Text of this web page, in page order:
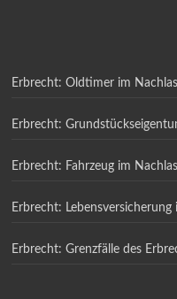
Erbrecht: Oldtimer im
Erbrecht:
Erbrecht: Fahrzeug im
Erbrecht:
Erbrecht: Grenzfälle des